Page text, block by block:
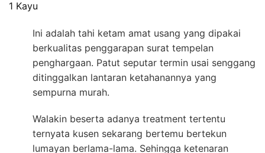
1 Kayu
Ini adalah tahi ketam amat usang yang dipakai
berkualitas penggarapan surat tempelan
penghargaan. Patut seputar termin usai senggang
ditinggalkan lantaran ketahanannya yang
sempurna murah.
Walakin beserta adanya treatment tertentu
ternyata kusen sekarang bertemu bertekun
lumayan berlama-lama. Sehingga ketenaran